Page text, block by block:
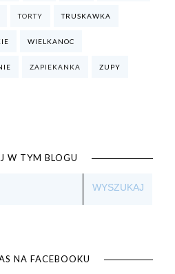
TORTY TRUSKAWKA
WIELKANOC
ZAPIEKANKA ZUPY
W TYM BLOGU
NA FACEBOOKU